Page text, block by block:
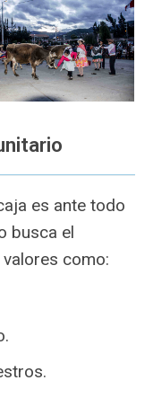
es ante todo
busca el
como: